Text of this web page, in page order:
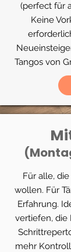
(perfect für
Keine
Tangos von
Für alle,
wollen. Für
Erfahrung.
vertiefen, die
mehr